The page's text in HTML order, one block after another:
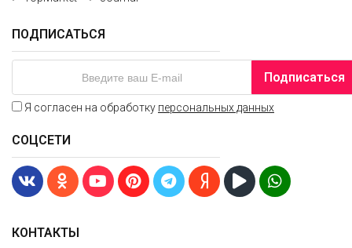
КОНТАКТЫ
ПОДПИСАТЬСЯ
Подписаться
Я согласен на обработку персональных данных
СОЦСЕТИ